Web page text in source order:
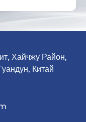
Хайчжу Район,
Китай